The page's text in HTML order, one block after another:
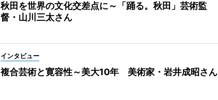
秋田を世界の文化交差点に～「踊る。秋田」芸術監
督・山川三太さん
インタビュー
複合芸術と寛容性～美大10年 美術家・岩井成昭さん